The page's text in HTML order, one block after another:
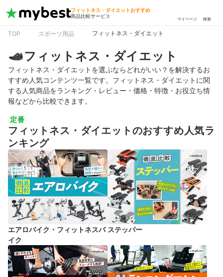
フィットネス・ダイエットおすすめ
商品比較サービス
マイページ 検索
TOP スポーツ用品 フィットネス・ダイエット
フィットネス・ダイエット
フィットネス・ダイエットを選ぶならどれがいい？を解決するお
すすめ人気コンテンツ一覧です。フィットネス・ダイエットに関
する人気商品をランキング・レビュー・価格・特徴・お役立ち情
報などから比較できます。
定番
フィットネス・ダイエットのおすすめ人気ラ
ンキング
エアロバイク・フィットネスバ
イク
ステッパー